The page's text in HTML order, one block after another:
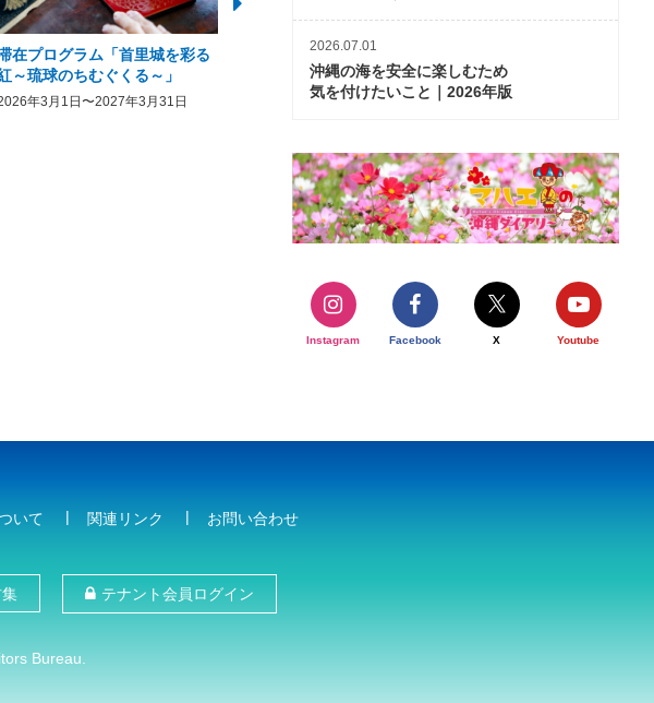
在プログラム「首里城を彩る
～琉球のちむぐくる～」
年3月1日〜2027年3月31日
2026年度 かりゆしビーチ営業
期間および営業時間のお知らせ
2026年3月5日〜2026年10月31日
開催について
2026年3月20日〜2026年11
2026.07.01
沖縄の海を安全に楽しむため
気を付けたいこと｜2026年版
Instagram Facebook X Youtube
いて 関連リンク お問い合わせ
テナント会員ログイン
Bureau.